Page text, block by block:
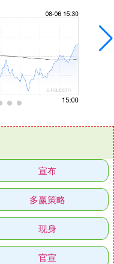
宣布
多赢策略
现身
官宣